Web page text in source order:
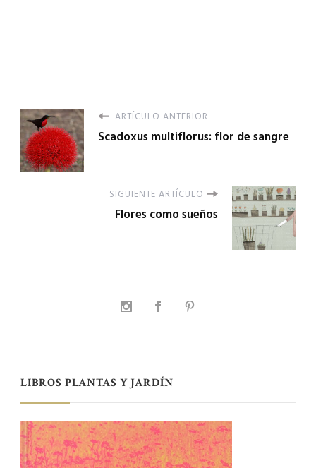
ARTÍCULO ANTERIOR
Scadoxus multiflorus: flor de sangre
SIGUIENTE ARTÍCULO
Flores como sueños
LIBROS PLANTAS Y JARDÍN